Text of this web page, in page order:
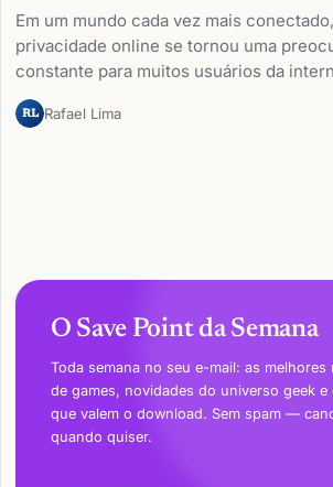
Em um mundo cada vez mais
privacidade online se tornou uma
constante para muitos usuários da
RL Rafael Lima
O Save Point da Semana
Toda semana no seu e-mail: as melhores
de games, novidades do universo geek e
que valem o download. Sem spam —
quando quiser.